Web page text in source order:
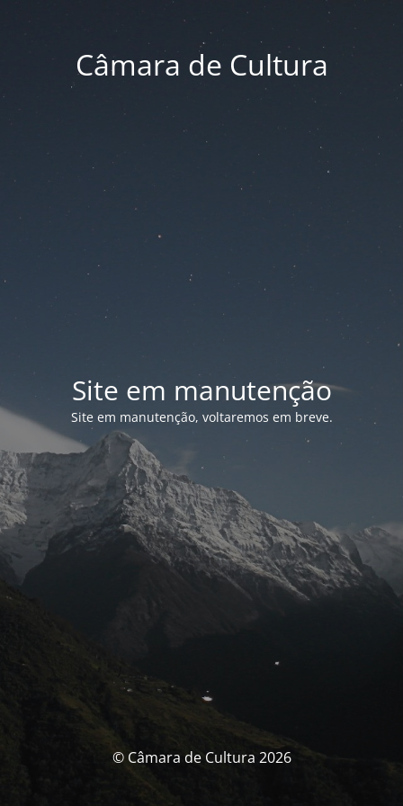
Câmara de Cultura
Site em manutenção
Site em manutenção, voltaremos em breve.
© Câmara de Cultura 2026